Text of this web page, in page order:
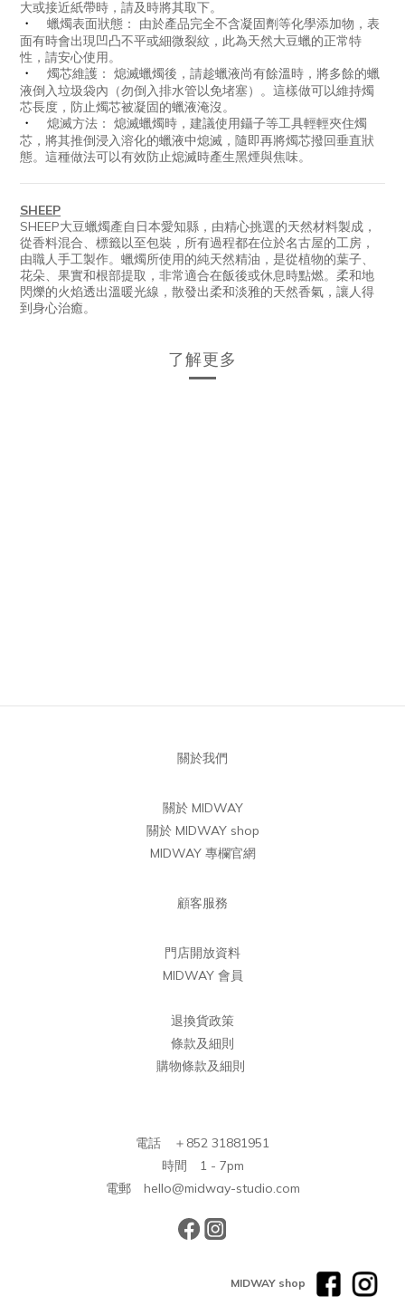
大或接近紙帶時，請及時將其取下。
・ 蠟燭表面狀態： 由於產品完全不含凝固劑等化學添加物，表
面有時會出現凹凸不平或細微裂紋，此為天然大豆蠟的正常特
性，請安心使用。
・ 燭芯維護： 熄滅蠟燭後，請趁蠟液尚有餘溫時，將多餘的蠟
液倒入垃圾袋內（勿倒入排水管以免堵塞）。這樣做可以維持燭
芯長度，防止燭芯被凝固的蠟液淹沒。
・ 熄滅方法： 熄滅蠟燭時，建議使用鑷子等工具輕輕夾住燭
芯，將其推倒浸入溶化的蠟液中熄滅，隨即再將燭芯撥回垂直狀
態。這種做法可以有效防止熄滅時產生黑煙與焦味。
SHEEP
SHEEP大豆蠟燭產自日本愛知縣，由精心挑選的天然材料製成，
從香料混合、標籤以至包裝，所有過程都在位於名古屋的工房，
由職人手工製作。蠟燭所使用的純天然精油，是從植物的葉子、
花朵、果實和根部提取，非常適合在飯後或休息時點燃。柔和地
閃爍的火焰透出溫暖光線，散發出柔和淡雅的天然香氣，讓人得
到身心治癒。
了解更多
關於我們
關於 MIDWAY
關於 MIDWAY shop
MIDWAY 專欄官網
顧客服務
門店開放資料
MIDWAY 會員
退換貨政策
條款及細則
購物條款及細則
電話 ＋852 31881951
時間 1 - 7pm
電郵 hello@midway-studio.com
MIDWAY shop